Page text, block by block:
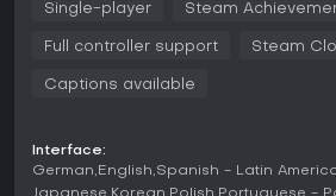
O combate transmite desespero e
rápidas em meio a elementos de
ambientais, como bilhetes e visuais
Modos de Jogo
Single-player Steam
Full controller support Steam
Captions available
Interface:
German English Spanish - Latin